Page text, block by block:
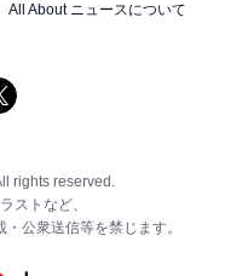
All About ニュースについて
rights reserved.
ストなど、
公衆送信等を禁じます。